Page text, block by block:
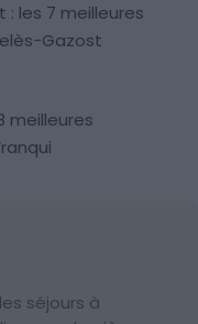
: les 7 meilleures
Gazost
meilleures
séjours à